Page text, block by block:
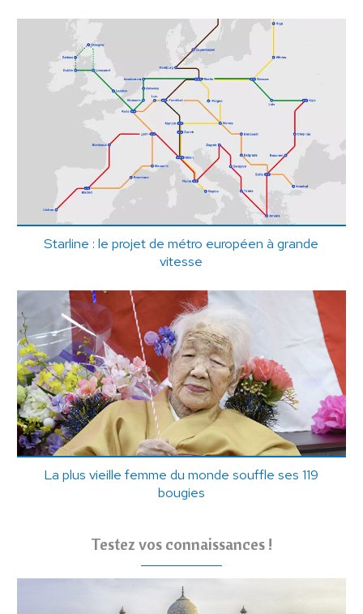
Starline : le projet de métro européen à grande
vitesse
La plus vieille femme du monde souffle ses 119
bougies
Testez vos connaissances !